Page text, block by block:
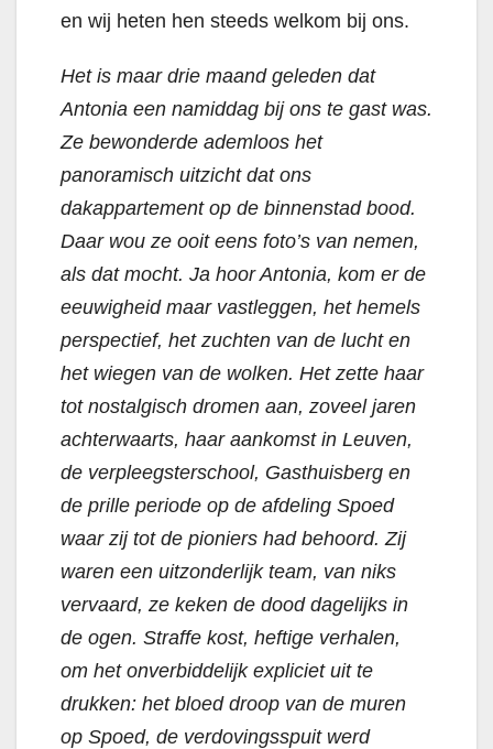
en wij heten hen steeds welkom bij ons.
Het is maar drie maand geleden dat
Antonia een namiddag bij ons te gast was.
Ze bewonderde ademloos het
panoramisch uitzicht dat ons
dakappartement op de binnenstad bood.
Daar wou ze ooit eens foto’s van nemen,
als dat mocht. Ja hoor Antonia, kom er de
eeuwigheid maar vastleggen, het hemels
perspectief, het zuchten van de lucht en
het wiegen van de wolken. Het zette haar
tot nostalgisch dromen aan, zoveel jaren
achterwaarts, haar aankomst in Leuven,
de verpleegsterschool, Gasthuisberg en
de prille periode op de afdeling Spoed
waar zij tot de pioniers had behoord. Zij
waren een uitzonderlijk team, van niks
vervaard, ze keken de dood dagelijks in
de ogen. Straffe kost, heftige verhalen,
om het onverbiddelijk expliciet uit te
drukken: het bloed droop van de muren
op Spoed, de verdovingsspuit werd